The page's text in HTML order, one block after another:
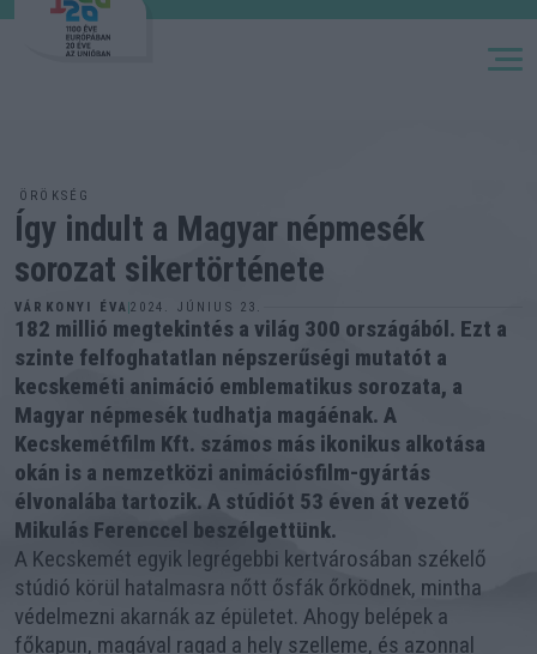
ÖRÖKSÉG
Így indult a Magyar népmesék
sorozat sikertörténete
VÁRKONYI ÉVA2024. JÚNIUS 23.
182 millió megtekintés a világ 300 országából. Ezt a
szinte felfoghatatlan népszerűségi mutatót a
kecskeméti animáció emblematikus sorozata, a
Magyar népmesék tudhatja magáénak. A
Kecskemétfilm Kft. számos más ikonikus alkotása
okán is a nemzetközi animációsfilm-gyártás
élvonalába tartozik. A stúdiót 53 éven át vezető
Mikulás Ferenccel beszélgettünk.
A Kecskemét egyik legrégebbi kertvárosában székelő
stúdió körül hatalmasra nőtt ősfák őrködnek, mintha
védelmezni akarnák az épületet. Ahogy belépek a
főkapun, magával ragad a hely szelleme, és azonnal